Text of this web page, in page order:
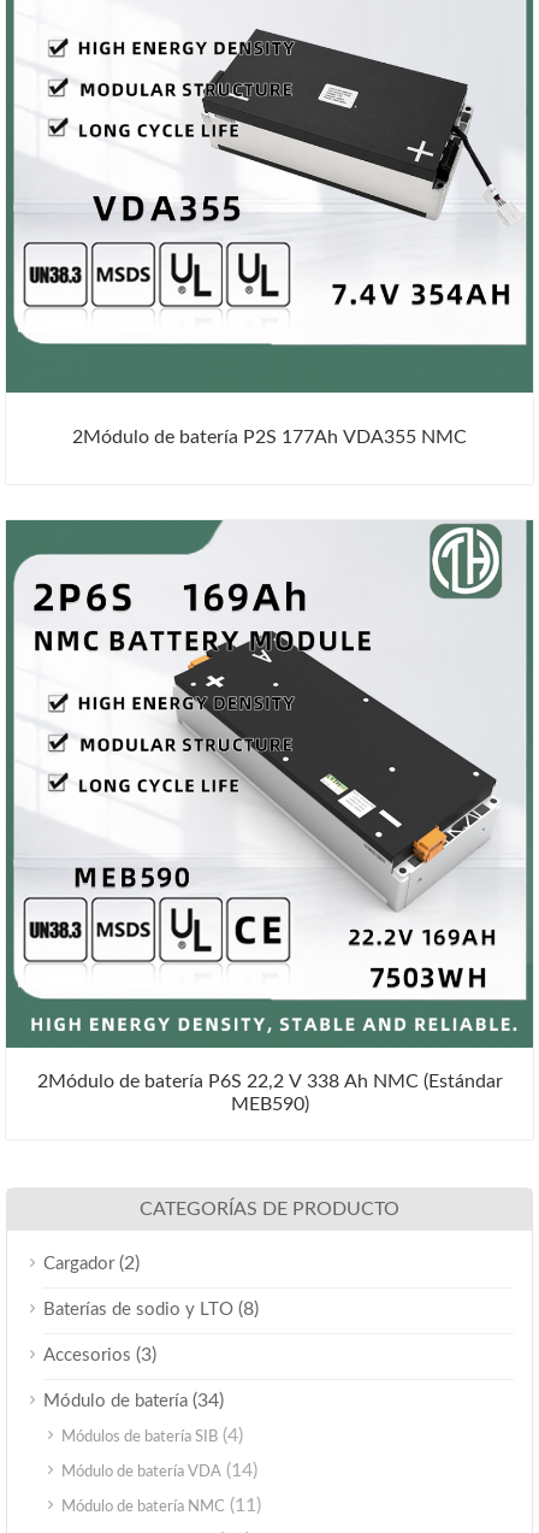
2Módulo de batería P2S 177Ah VDA355 NMC
2Módulo de batería P6S 22,2 V 338 Ah NMC (Estándar
MEB590)
CATEGORÍAS DE PRODUCTO
Cargador(2)
Baterías de sodio y LTO (8)
Accesorios (3)
Módulo de batería (34)
Módulos de batería SIB (4)
Módulo de batería VDA (14)
Módulo de batería NMC (11)